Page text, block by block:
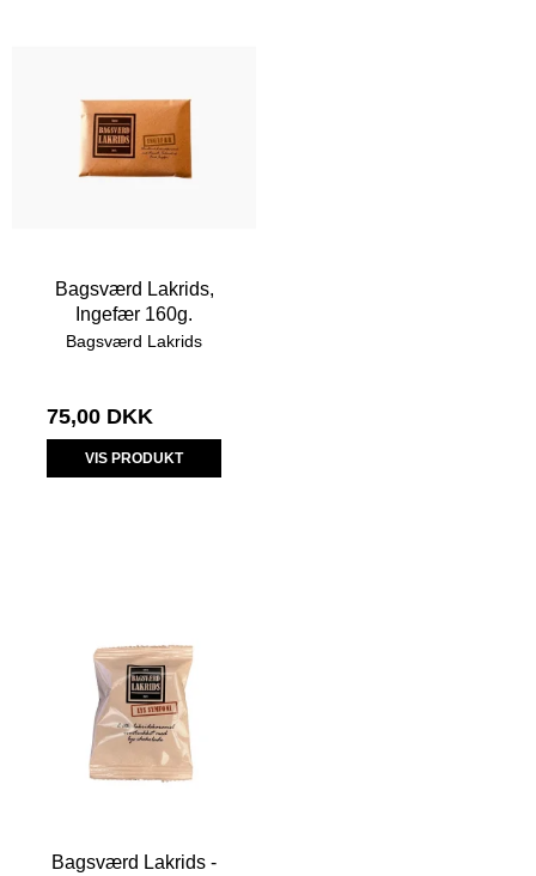
Bagsværd Lakrids,
Ingefær 160g.
Bagsværd Lakrids
75,00 DKK
VIS PRODUKT
Bagsværd Lakrids -